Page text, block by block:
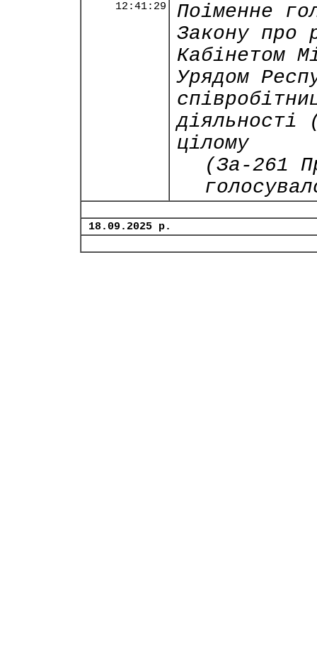
12:41:29
Поіменне
Закону про
Кабінетом
Урядом
цілому
(За-261
18.09.2025 р.